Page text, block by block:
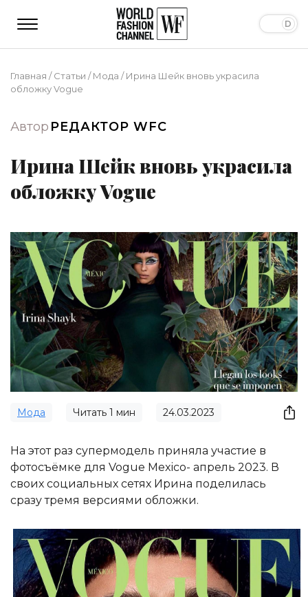
Главная /Статьи /Мода /Ирина Шейк вновь украсила
обложку Vogue
Автор РЕДАКТОР WFC
Ирина Шейк вновь украсила
обложку Vogue
Мода Читать 1 мин 24.03.2023
На этот раз супермодель приняла участие в
фотосъёмке для Vogue Mexico- апрель 2023. В
своих социальных сетях Ирина поделилась
сразу тремя версиями обложки.